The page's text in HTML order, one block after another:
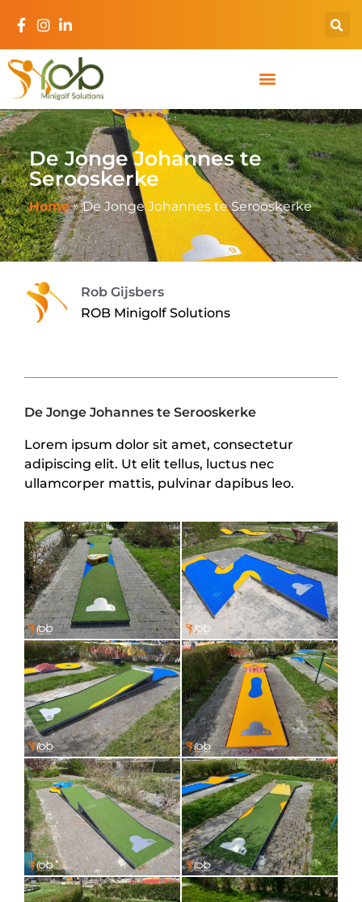
De Jonge Johannes te
Serooskerke
Home»De Jonge Johannes te Serooskerke
Rob Gijsbers
ROB Minigolf Solutions
De Jonge Johannes te Serooskerke
Lorem ipsum dolor sit amet, consectetur
adipiscing elit. Ut elit tellus, luctus nec
ullamcorper mattis, pulvinar dapibus leo.